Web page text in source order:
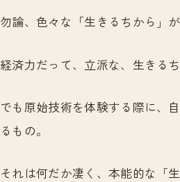
勿論、色々な「生きるちから」が
経済力だって、立派な、生きるち
でも原始技術を体験する際に、
るもの。
それは何だか凄く、本能的な「